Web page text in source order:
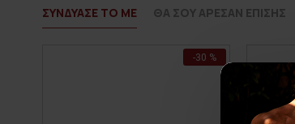
ΣΥΝΔΥΑΣΕ ΤΟ ΜΕ ΘΑ ΣΟΥ ΑΡΕΣΑΝ ΕΠΙΣΗΣ
-30 %